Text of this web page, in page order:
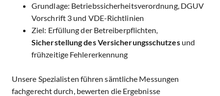
Grundlage: Betriebssicherheitsverordnung, DGUV
Vorschrift 3 und VDE-Richtlinien
Ziel: Erfüllung der Betreiberpflichten,
Sicherstellung des Versicherungsschutzes und
frühzeitige Fehlererkennung
Unsere Spezialisten führen sämtliche Messungen
fachgerecht durch, bewerten die Ergebnisse